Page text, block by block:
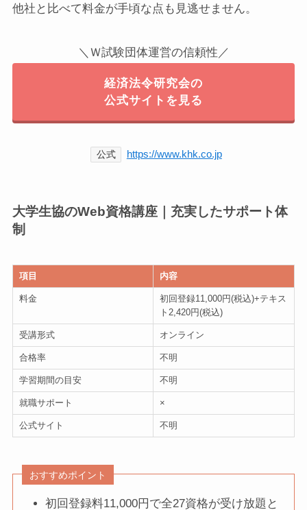
他社と比べて料金が手頃な点も見逃せません。
＼Ｗ試験団体運営の信頼性／
経済法令研究会の
公式サイトを見る
公式 https://www.khk.co.jp
大学生協のWeb資格講座｜充実したサポート体
制
項目 内容
料金
初回登録11,000円(税込)+テキス
ト2,420円(税込)
受講形式 オンライン
合格率 不明
学習期間の目安 不明
就職サポート ×
公式サイト 不明
おすすめポイント
初回登録料11,000円で全27資格が受け放題と